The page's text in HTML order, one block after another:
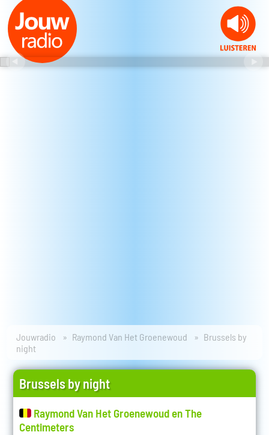
Jouwradio Raymond Van Het Groenewoud
Brussels by
night
Brussels by night
Raymond Van Het Groenewoud en The
Centimeters